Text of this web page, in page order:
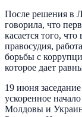
После решения в
говорила, что
касается того,
правосудия,
борьбы с
которое дает
19 июня
ускоренное
Молдовы и